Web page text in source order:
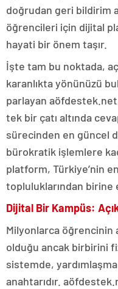
doğrudan geri bildirim
öğrencileri için dijital
hayati bir önem taşır.
İşte tam bu noktada,
karanlıkta yönünüzü
parlayan
tek bir çatı altında
sürecinden en güncel
bürokratik işlemlere
platform, Türkiye’nin
topluluklarından birine
Dijital Bir Kampüs:
Milyonlarca öğrencinin
olduğu ancak birbirini
sistemde, yardımlaşma
anahtarıdır.